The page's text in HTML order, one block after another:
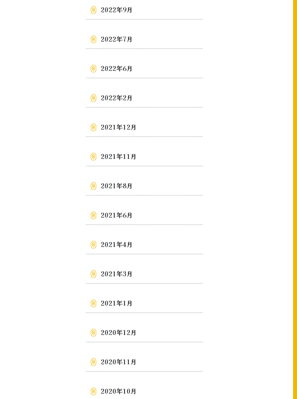
2022年9月
2022年7月
2022年6月
2022年2月
2021年12月
2021年11月
2021年8月
2021年6月
2021年4月
2021年3月
2021年1月
2020年12月
2020年11月
2020年10月